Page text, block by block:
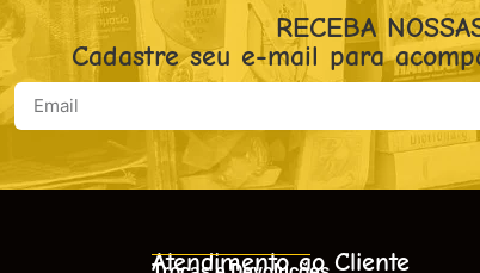
RECEBA
Cadastre seu e-mail para
Atendimento ao Cliente